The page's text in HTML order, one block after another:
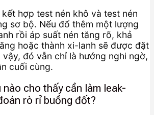
hợp test nén khô và test nén
sơ bộ. Nếu đổ thêm một lượng
rồi áp suất nén tăng rõ, khả
hoặc thành xi-lanh sẽ được đặt
vậy, đó vẫn chỉ là hướng nghi ngờ,
cuối cùng.
nào cho thấy cần làm leak-
rò rỉ buồng đốt?